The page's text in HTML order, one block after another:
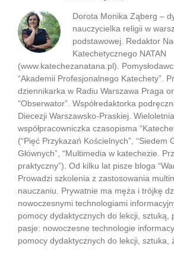
Dorota Monika Ząberg –
nauczycielka religii w
podstawowej. Redaktor
Katechetycznego NATAN
(www.katechezanatana.pl).
“Akademii Profesjonalnego Katechety”.
dziennikarka w Radiu Warszawa Praga
“Obserwator”. Współredaktorka
Diecezji Warszawsko-Praskiej. Wieloletnia
współpracowniczka czasopisma
(“Pięć Przykazań Kościelnych”, “Siedem
Głównych”, “Multimedia w katechezie.
praktyczny”). Od kilku lat pisze bloga
Prowadzi szkolenia z zastosowania
nauczaniu. Prywatnie ma męża i trójkę
nowoczesnymi technologiami
pomocy dydaktycznych do lekcji, sztuką,
pasje: nowoczesne technologie
pomocy dydaktycznych do lekcji, sztuka,